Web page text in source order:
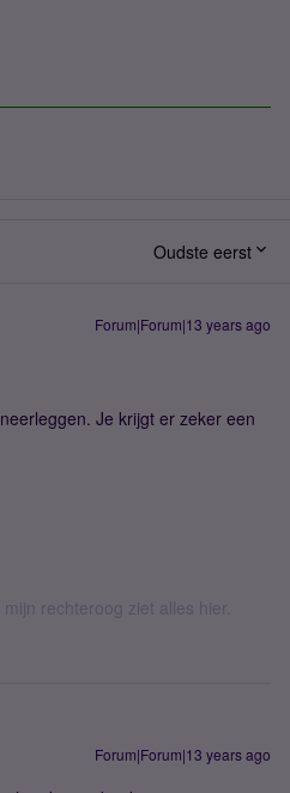
Oudste eerst
Forum|Forum|13 years ago
Je krijgt er zeker een
rechteroog ziet alles hier.
Forum|Forum|13 years ago